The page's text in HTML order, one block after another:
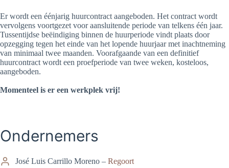
Er wordt een éénjarig huurcontract aangeboden. Het contract wordt
vervolgens voortgezet voor aansluitende periode van telkens één jaar.
Tussentijdse beëindiging binnen de huurperiode vindt plaats door
opzegging tegen het einde van het lopende huurjaar met inachtneming
van minimaal twee maanden. Voorafgaande van een definitief
huurcontract wordt een proefperiode van twee weken, kosteloos,
aangeboden.
Momenteel is er een werkplek vrij!
Ondernemers
José Luis Carrillo Moreno – Regoort